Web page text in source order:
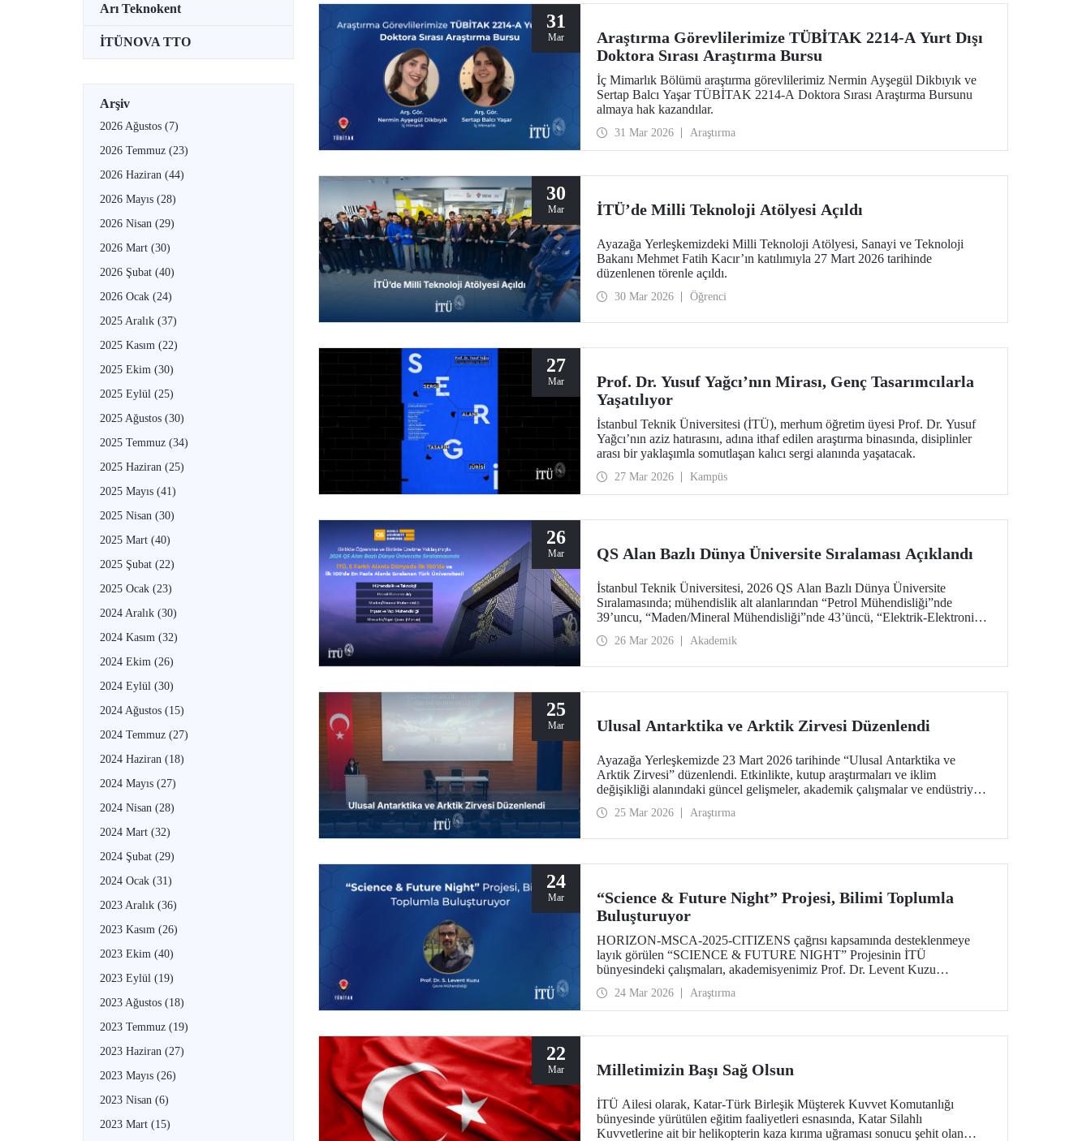
Arı Teknokent
İTÜNOVA TTO
Arşiv
2026 Ağustos (7)
2026 Temmuz (23)
2026 Haziran (44)
2026 Mayıs (28)
2026 Nisan (29)
2026 Mart (30)
2026 Şubat (40)
2026 Ocak (24)
2025 Aralık (37)
2025 Kasım (22)
2025 Ekim (30)
2025 Eylül (25)
2025 Ağustos (30)
2025 Temmuz (34)
2025 Haziran (25)
2025 Mayıs (41)
2025 Nisan (30)
2025 Mart (40)
2025 Şubat (22)
2025 Ocak (23)
2024 Aralık (30)
2024 Kasım (32)
2024 Ekim (26)
2024 Eylül (30)
2024 Ağustos (15)
2024 Temmuz (27)
2024 Haziran (18)
2024 Mayıs (27)
2024 Nisan (28)
2024 Mart (32)
2024 Şubat (29)
2024 Ocak (31)
2023 Aralık (36)
2023 Kasım (26)
2023 Ekim (40)
2023 Eylül (19)
2023 Ağustos (18)
2023 Temmuz (19)
2023 Haziran (27)
2023 Mayıs (26)
2023 Nisan (6)
2023 Mart (15)
31
Mar
Araştırma Görevlilerimize TÜBİTAK 2214-A Yurt Dışı
Doktora Sırası Araştırma Bursu
İç Mimarlık Bölümü araştırma görevlilerimiz Nermin Ayşegül Dikbıyık ve
Sertap Balcı Yaşar TÜBİTAK 2214-A Doktora Sırası Araştırma Bursunu
almaya hak kazandılar.
31 Mar 2026 Araştırma
30
Mar İTÜ’de Milli Teknoloji Atölyesi Açıldı
Ayazağa Yerleşkemizdeki Milli Teknoloji Atölyesi, Sanayi ve Teknoloji
Bakanı Mehmet Fatih Kacır’ın katılımıyla 27 Mart 2026 tarihinde
düzenlenen törenle açıldı.
30 Mar 2026 Öğrenci
27
Mar
Prof. Dr. Yusuf Yağcı’nın Mirası, Genç Tasarımcılarla
Yaşatılıyor
İstanbul Teknik Üniversitesi (İTÜ), merhum öğretim üyesi Prof. Dr. Yusuf
Yağcı’nın aziz hatırasını, adına ithaf edilen araştırma binasında, disiplinler
arası bir yaklaşımla somutlaşan kalıcı sergi alanında yaşatacak.
27 Mar 2026 Kampüs
26
Mar QS Alan Bazlı Dünya Üniversite Sıralaması Açıklandı
İstanbul Teknik Üniversitesi, 2026 QS Alan Bazlı Dünya Üniversite
Sıralamasında; mühendislik alt alanlarından “Petrol Mühendisliği”nde
39’uncu, “Maden/Mineral Mühendisliği”nde 43’üncü, “Elektrik-Elektronik
“İnşaat ve Yapı Mühendisliği”nde ise 51-100 aralığında bulunan İTÜ,
26 Mar 2026 Akademik
25
Mar Ulusal Antarktika ve Arktik Zirvesi Düzenlendi
Ayazağa Yerleşkemizde 23 Mart 2026 tarihinde “Ulusal Antarktika ve
Arktik Zirvesi” düzenlendi. Etkinlikte, kutup araştırmaları ve iklim
değişikliği alanındaki güncel gelişmeler, akademik çalışmalar ve endüstriyel
25 Mar 2026 Araştırma
24
Mar
“Science & Future Night” Projesi, Bilimi Toplumla
Buluşturuyor
HORIZON-MSCA-2025-CITIZENS çağrısı kapsamında desteklenmeye
layık görülen “SCIENCE & FUTURE NIGHT” Projesinin İTÜ
bünyesindeki çalışmaları, akademisyenimiz Prof. Dr. Levent Kuzu
dijital dönüşüm gibi küresel öncelikli alanlarda üretilen bilimsel çıktıların
toplumun tüm katmanlarına ulaştırılmasını ve araştırma kültürünün şehir
24 Mar 2026 Araştırma
22
Mar Milletimizin Başı Sağ Olsun
İTÜ Ailesi olarak, Katar-Türk Birleşik Müşterek Kuvvet Komutanlığı
bünyesinde yürütülen eğitim faaliyetleri esnasında, Katar Silahlı
Kuvvetlerine ait bir helikopterin kaza kırıma uğraması sonucu şehit olan